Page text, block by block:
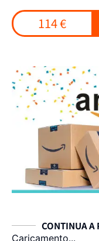
114 €
CONTINUA A
Caricamento...